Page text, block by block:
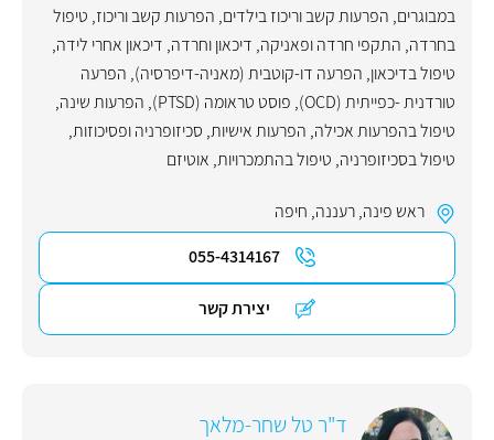
במבוגרים, הפרעות קשב וריכוז בילדים, הפרעות קשב וריכוז, טיפול
בחרדה, התקפי חרדה ופאניקה, דיכאון וחרדה, דיכאון אחרי לידה,
טיפול בדיכאון, הפרעה דו-קוטבית (מאניה-דיפרסיה), הפרעה
טורדנית -כפייתית (OCD)
, פוסט טראומה (PTSD) , הפרעות שינה,
טיפול בהפרעות אכילה, הפרעות אישיות, סכיזופרניה ופסיכוזות,
טיפול בסכיזופרניה, טיפול בהתמכרויות, אוטיזם
ראש פינה,רעננה, חיפה
055-4314167
יצירת קשר
ד"ר טל שחר-מלאך